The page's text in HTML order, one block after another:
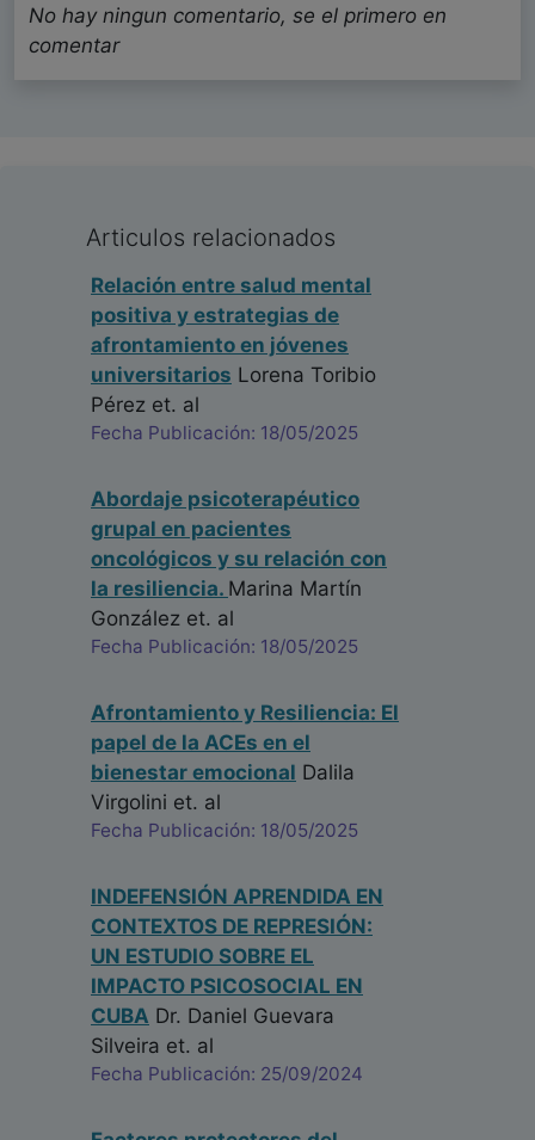
No hay ningun comentario, se el primero en
comentar
Articulos relacionados
Relación entre salud mental
positiva y estrategias de
afrontamiento en jóvenes
universitarios Lorena Toribio
Pérez et. al
Fecha Publicación: 18/05/2025
Abordaje psicoterapéutico
grupal en pacientes
oncológicos y su relación con
la resiliencia. Marina Martín
González et. al
Fecha Publicación: 18/05/2025
Afrontamiento y Resiliencia: El
papel de la ACEs en el
bienestar emocional Dalila
Virgolini et. al
Fecha Publicación: 18/05/2025
INDEFENSIÓN APRENDIDA EN
CONTEXTOS DE REPRESIÓN:
UN ESTUDIO SOBRE EL
IMPACTO PSICOSOCIAL EN
CUBA Dr. Daniel Guevara
Silveira et. al
Fecha Publicación: 25/09/2024